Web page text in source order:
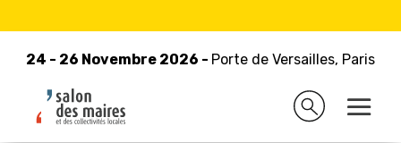
24 - 26 Novembre 2026 - Porte de Versailles, Paris
24 - 26 Novembre 2026 - Porte de Versailles, Paris
Retour à la liste des exposants
CAREL Mutuelle